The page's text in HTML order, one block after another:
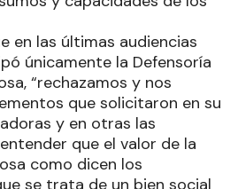
en las últimas audiencias
únicamente la Defensoría
“rechazamos y nos
que solicitaron en su
y en otras las
que el valor de la
como dicen los
se trata de un bien social